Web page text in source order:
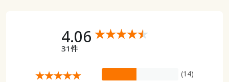
4.06
31件
(14)